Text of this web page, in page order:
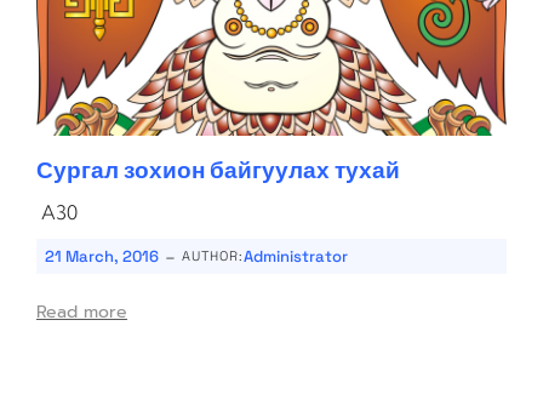
Сургал зохион байгуулах тухай
A30
21 March, 2016 - AUTHOR:Administrator
Read more